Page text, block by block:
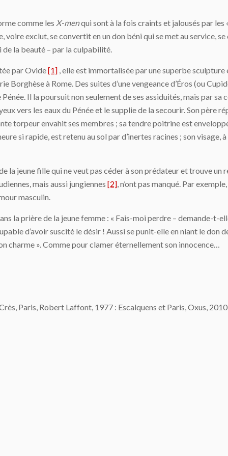
comme les X-menqui sont à la fois craints et jalousés par les
exclut, se convertit en un don béni qui se met au service,
de la beauté – par la culpabilité.
par Ovide[1] , elle est immortalisée par une superbe sculpture
Borghèse à Rome. Des suites d’une vengeance d’Éros (ou
Il la poursuit non seulement de ses assiduités, mais par sa
vers les eaux du Pénée et le supplie de la secourir. Son père
torpeur envahit ses membres ; sa tendre poitrine est
si rapide, est retenu au sol par d’inertes racines ; son visage,
jeune fille qui ne veut pas céder à son prédateur et trouve un
mais aussi jungiennes [2], n’ont pas manqué. Par
masculin.
la prière de la jeune femme : « Fais-moi perdre – demande-t-
d’avoir suscité le désir ! Aussi se punit-elle en niant le don
charme ». Comme pour clamer éternellement son innocence…
Paris, Robert Laffont, 1977 : Escalquens et Paris, Oxus, 2010